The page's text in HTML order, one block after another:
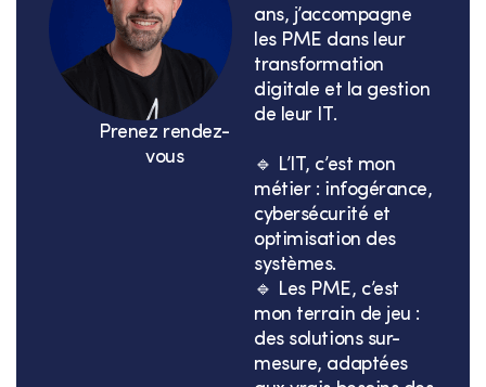
Prenez rendez-
vous
ans, j’accompagne
les PME dans leur
transformation
digitale et la gestion
de leur IT.
🔹 L’IT, c’est mon
métier : infogérance,
cybersécurité et
optimisation des
systèmes.
🔹 Les PME, c’est
mon terrain de jeu :
des solutions sur-
mesure, adaptées